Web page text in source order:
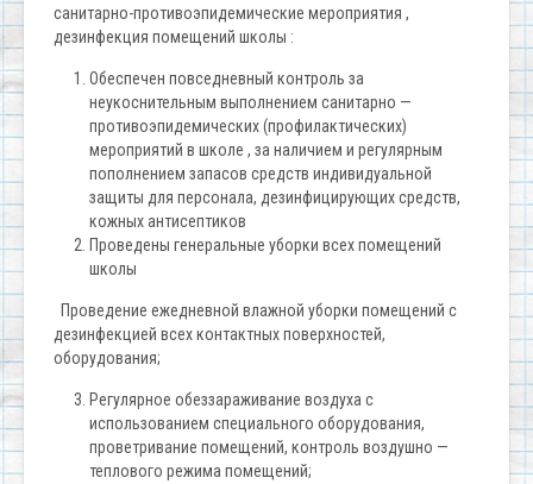
санитарно-противоэпидемические мероприятия ,
дезинфекция помещений школы :
Обеспечен повседневный контроль за
неукоснительным выполнением санитарно —
противоэпидемических (профилактических)
мероприятий в школе , за наличием и регулярным
пополнением запасов средств индивидуальной
защиты для персонала, дезинфицирующих средств,
кожных антисептиков
Проведены генеральные уборки всех помещений
школы
Проведение ежедневной влажной уборки помещений с
дезинфекцией всех контактных поверхностей,
оборудования;
Регулярное обеззараживание воздуха с
использованием специального оборудования,
проветривание помещений, контроль воздушно —
теплового режима помещений;